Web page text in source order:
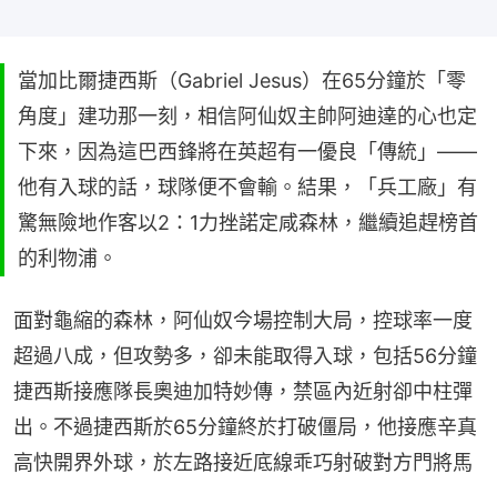
當加比爾捷西斯（Gabriel Jesus）在65分鐘於「零
角度」建功那一刻，相信阿仙奴主帥阿迪達的心也定
下來，因為這巴西鋒將在英超有一優良「傳統」——
他有入球的話，球隊便不會輸。結果，「兵工廠」有
驚無險地作客以2：1力挫諾定咸森林，繼續追趕榜首
的利物浦。
面對龜縮的森林，阿仙奴今場控制大局，控球率一度
超過八成，但攻勢多，卻未能取得入球，包括56分鐘
捷西斯接應隊長奧迪加特妙傳，禁區內近射卻中柱彈
出。不過捷西斯於65分鐘終於打破僵局，他接應辛真
高快開界外球，於左路接近底線乖巧射破對方門將馬